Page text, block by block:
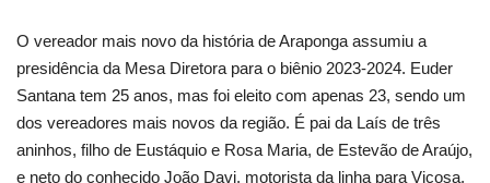
Viçosa
Cultura
O vereador mais novo da história de Araponga assumiu a
presidência da Mesa Diretora para o biênio 2023-2024. Euder
Santana tem 25 anos, mas foi eleito com apenas 23, sendo um
dos vereadores mais novos da região. É pai da Laís de três
aninhos, filho de Eustáquio e Rosa Maria, de Estevão de Araújo,
e neto do conhecido João Davi, motorista da linha para Viçosa.